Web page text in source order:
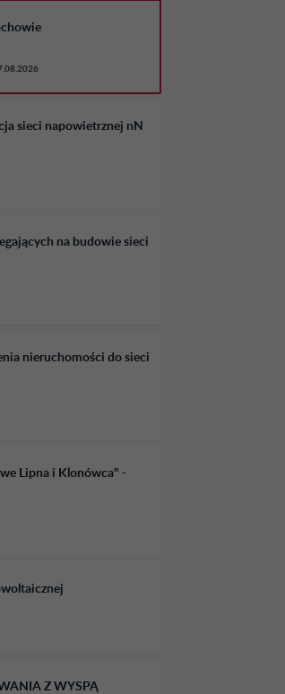
sieci napowietrznej nN
na budowie sieci
nieruchomości do sieci
Lipna i Klonówca" -
Z WYSPĄ